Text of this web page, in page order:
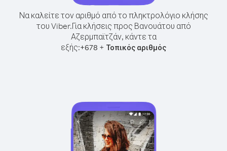
Να καλείτε τον αριθμό από το πληκτρολόγιο κλήσης
του Viber.Για κλήσεις προς Βανουάτου από
Αζερμπαϊτζάν, κάντε τα
εξής:+678 + Τοπικός αριθμός